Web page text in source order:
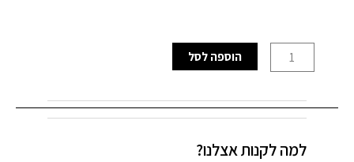
של
ניקל
הוספה לסל
למה לקנות אצלנו?